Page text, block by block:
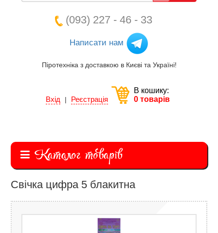
(093) 227 - 46 - 33
Написати нам
Піротехніка з доставкою в Києві та Україні!
Вхід | Реєстрація
В кошику:
0 товарів
Каталог товарів
Свічка цифра 5 блакитна